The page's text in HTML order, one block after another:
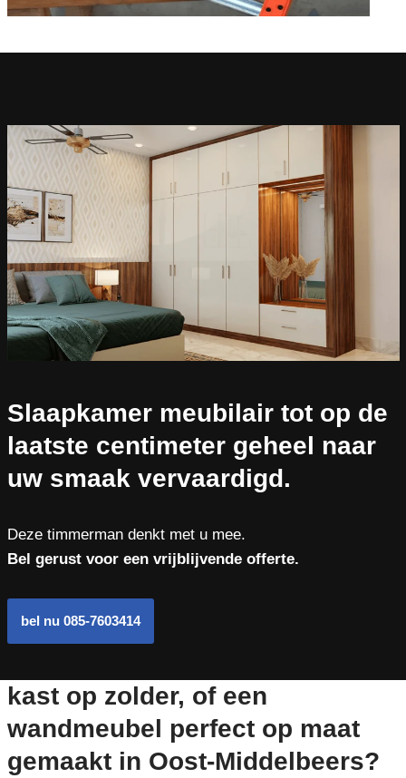
Slaapkamer meubilair tot op de
laatste centimeter geheel naar
uw smaak vervaardigd.
Deze timmerman denkt met u mee.
Bel gerust voor een vrijblijvende offerte.
bel nu 085-7603414
kast op zolder, of een
wandmeubel perfect op maat
gemaakt in Oost-Middelbeers?